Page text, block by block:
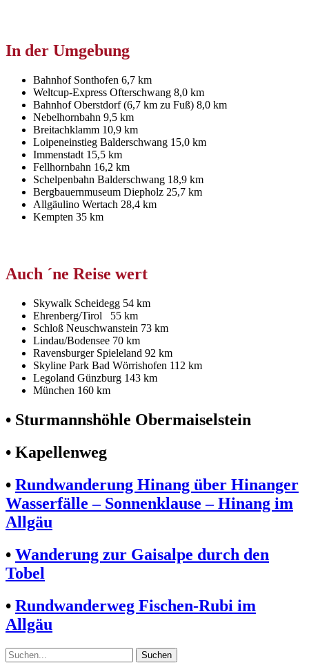
In der Umgebung
Bahnhof Sonthofen 6,7 km
Weltcup-Express Ofterschwang 8,0 km
Bahnhof Oberstdorf (6,7 km zu Fuß) 8,0 km
Nebelhornbahn 9,5 km
Breitachklamm 10,9 km
Loipeneinstieg Balderschwang 15,0 km
Immenstadt 15,5 km
Fellhornbahn 16,2 km
Schelpenbahn Balderschwang 18,9 km
Bergbauernmuseum Diepholz 25,7 km
Allgäulino Wertach 28,4 km
Kempten 35 km
Auch ´ne Reise wert
Skywalk Scheidegg 54 km
Ehrenberg/Tirol 55 km
Schloß Neuschwanstein 73 km
Lindau/Bodensee 70 km
Ravensburger Spieleland 92 km
Skyline Park Bad Wörrishofen 112 km
Legoland Günzburg 143 km
München 160 km
• Sturmannshöhle Obermaiselstein
• Kapellenweg
• Rundwanderung Hinang über Hinanger
Wasserfälle – Sonnenklause – Hinang im
Allgäu
• Wanderung zur Gaisalpe durch den
Tobel
• Rundwanderweg Fischen-Rubi im
Allgäu
Suche
nach: